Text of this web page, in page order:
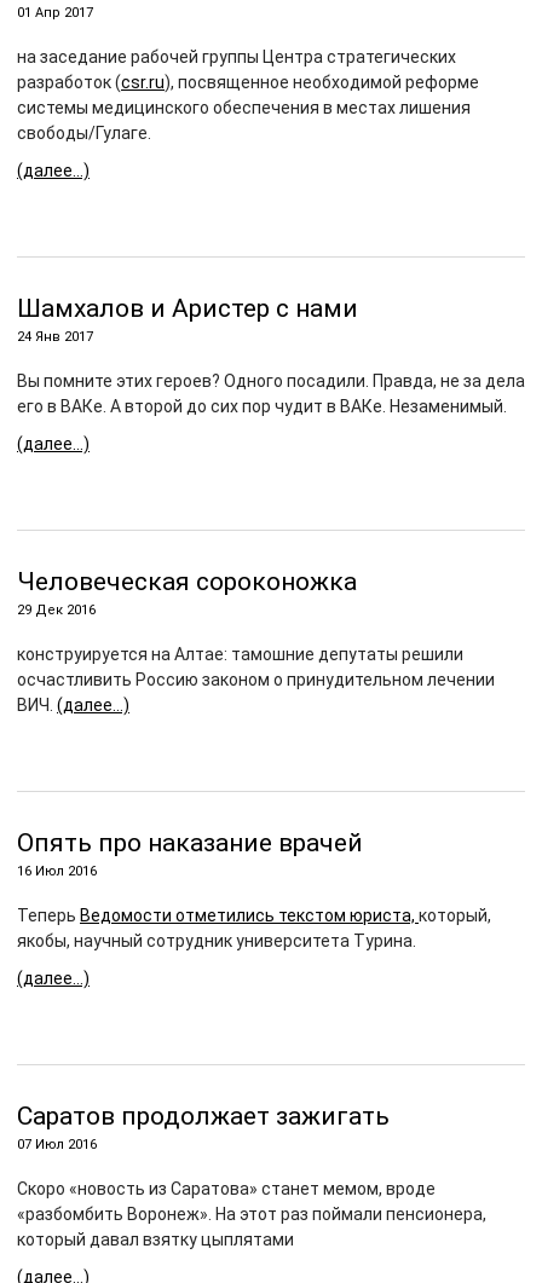
01 Апр 2017
на заседание рабочей группы Центра стратегических
разработок (csr.ru), посвященное необходимой реформе
системы медицинского обеспечения в местах лишения
свободы/Гулаге.
(далее…)
Шамхалов и Аристер с нами
24 Янв 2017
Вы помните этих героев? Одного посадили. Правда, не за дела
его в ВАКе. А второй до сих пор чудит в ВАКе. Незаменимый.
(далее…)
Человеческая сороконожка
29 Дек 2016
конструируется на Алтае: тамошние депутаты решили
осчастливить Россию законом о принудительном лечении
ВИЧ. (далее…)
Опять про наказание врачей
16 Июл 2016
Теперь Ведомости отметились текстом юриста, который,
якобы, научный сотрудник университета Турина.
(далее…)
Саратов продолжает зажигать
07 Июл 2016
Скоро «новость из Саратова» станет мемом, вроде
«разбомбить Воронеж». На этот раз поймали пенсионера,
который давал взятку цыплятами
(далее…)